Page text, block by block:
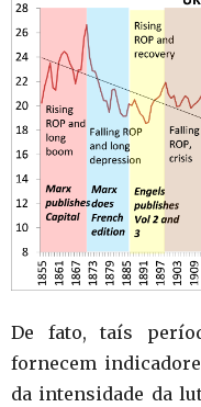
De fato, taís
fornecem
da intensidade da